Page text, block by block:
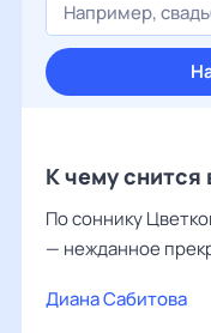
К чему снится
По соннику
— нежданное
Диана Сабитова